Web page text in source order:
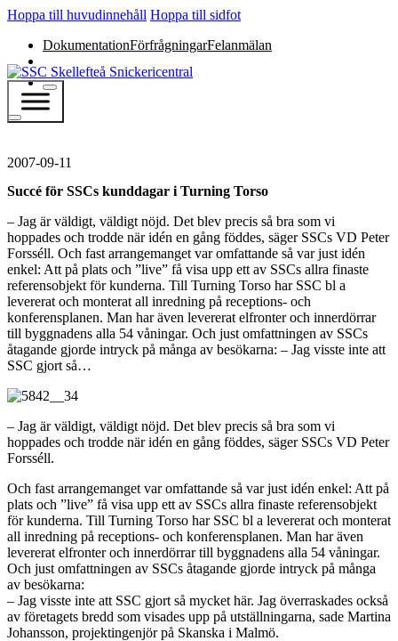
Hoppa till huvudinnehåll Hoppa till sidfot
DokumentationFörfrågningarFelanmälan
2007-09-11
Succé för SSCs kunddagar i Turning Torso
– Jag är väldigt, väldigt nöjd. Det blev precis så bra som vi
hoppades och trodde när idén en gång föddes, säger SSCs VD Peter
Forsséll. Och fast arrangemanget var omfattande så var just idén
enkel: Att på plats och ”live” få visa upp ett av SSCs allra finaste
referensobjekt för kunderna. Till Turning Torso har SSC bl a
levererat och monterat all inredning på receptions- och
konferensplanen. Man har även levererat elfronter och innerdörrar
till byggnadens alla 54 våningar. Och just omfattningen av SSCs
åtagande gjorde intryck på många av besökarna: – Jag visste inte att
SSC gjort så…
– Jag är väldigt, väldigt nöjd. Det blev precis så bra som vi
hoppades och trodde när idén en gång föddes, säger SSCs VD Peter
Forsséll.
Och fast arrangemanget var omfattande så var just idén enkel: Att på
plats och ”live” få visa upp ett av SSCs allra finaste referensobjekt
för kunderna. Till Turning Torso har SSC bl a levererat och monterat
all inredning på receptions- och konferensplanen. Man har även
levererat elfronter och innerdörrar till byggnadens alla 54 våningar.
Och just omfattningen av SSCs åtagande gjorde intryck på många
av besökarna:
– Jag visste inte att SSC gjort så mycket här. Jag överraskades också
av företagets bredd som visades upp på utställningarna, sade Martina
Johansson, projektingenjör på Skanska i Malmö.